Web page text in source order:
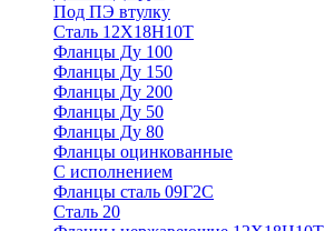
Под ПЭ втулку
Сталь 12Х18Н10Т
Фланцы Ду 100
Фланцы Ду 150
Фланцы Ду 200
Фланцы Ду 50
Фланцы Ду 80
Фланцы оцинкованные
С исполнением
Фланцы сталь 09Г2С
Сталь 20